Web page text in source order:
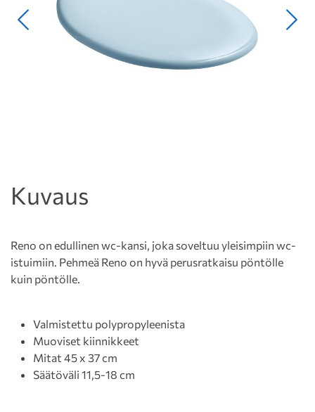
Edellinen
Kuvaus
Reno on edullinen wc-kansi, joka soveltuu yleisimpiin wc-
istuimiin. Pehmeä Reno on hyvä perusratkaisu pöntölle
kuin pöntölle.
Valmistettu polypropyleenista
Muoviset kiinnikkeet
Mitat 45 x 37 cm
Säätöväli 11,5-18 cm